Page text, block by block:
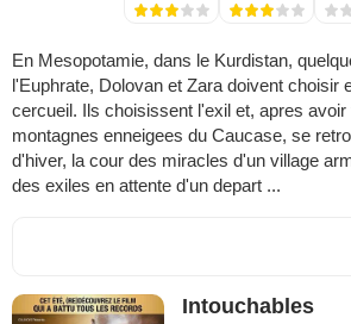
En Mesopotamie, dans le Kurdistan,
l'Euphrate, Dolovan et Zara doivent choisir
cercueil. Ils choisissent l'exil et, apres
montagnes enneigees du Caucase, se
d'hiver, la cour des miracles d'un village
des exiles en attente d'un depart ...
Intouchables